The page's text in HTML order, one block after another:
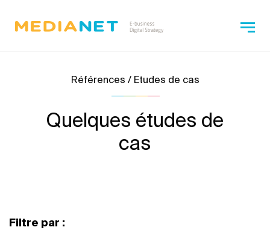
Références / Etudes de cas
Quelques études de
cas
Filtre par :